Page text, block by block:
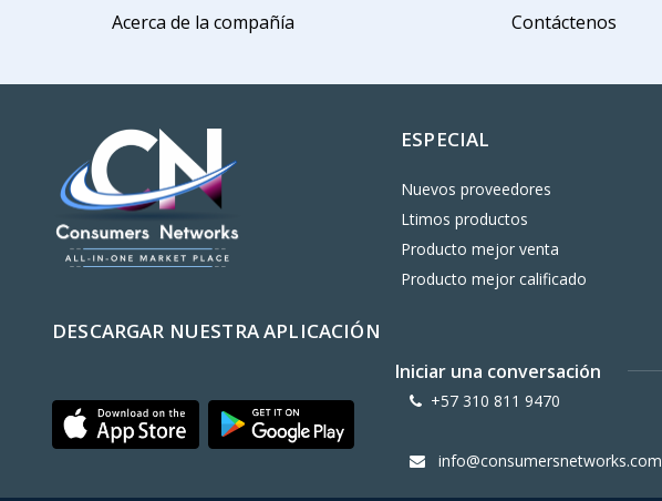
Acerca de la compañía Contáctenos
DESCARGAR NUESTRA APLICACIÓN
ESPECIAL
Nuevos proveedores
Ltimos productos
Producto mejor venta
Producto mejor calificado
Iniciar una conversación
+57 310 811 9470
info@consumersnetworks.com